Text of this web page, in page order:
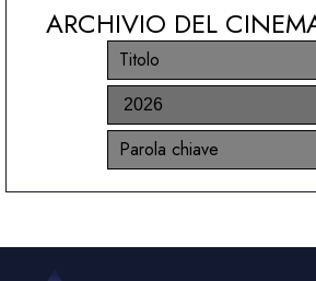
ARCHIVIO DEL